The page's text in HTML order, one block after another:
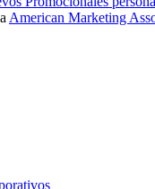
American Marketing